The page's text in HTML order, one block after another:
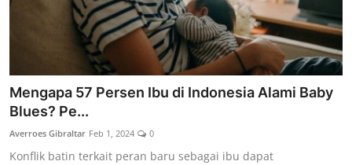
Mengapa 57 Persen Ibu di Indonesia Alami Baby
Blues? Pe...
Averroes Gibraltar Feb 1, 2024 0
Konflik batin terkait peran baru sebagai ibu dapat